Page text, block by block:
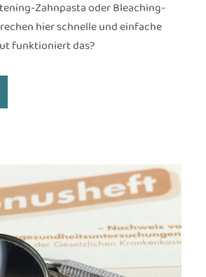
Zahnpasta oder Bleaching-
hier schnelle und einfache
funktioniert das?